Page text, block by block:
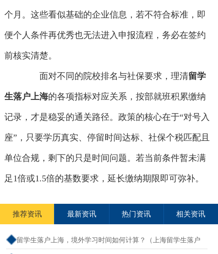
个月。这些看似基础的企业信息，若不符合标准，即
便个人条件再优秀也无法进入申报流程，务必在签约
前核实清楚。
面对不同的院校排名与社保要求，理清留学
生落户上海的各项指标对应关系，按部就班积累缴纳
记录，才是稳妥的通关路径。政策的核心在于“对号入
座”，只要学历真实、停留时间达标、社保个税匹配且
单位合规，剩下的只是时间问题。若当前条件暂未满
足1倍或1.5倍的基数要求，延长缴纳期限即可弥补。
推荐资讯 最新资讯 热门资讯 相关资讯
留学生落户上海，境外学习时间如何计算？（上海留学生落户